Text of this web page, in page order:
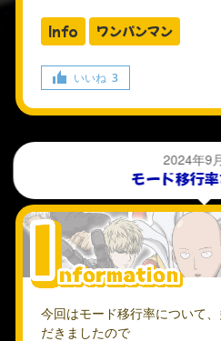
Info ワンパンマン
いいね 3
2024年9
モード移行
今回はモード移行率について
だきましたので